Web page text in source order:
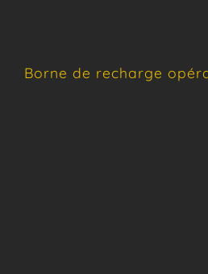
Borne de recharge